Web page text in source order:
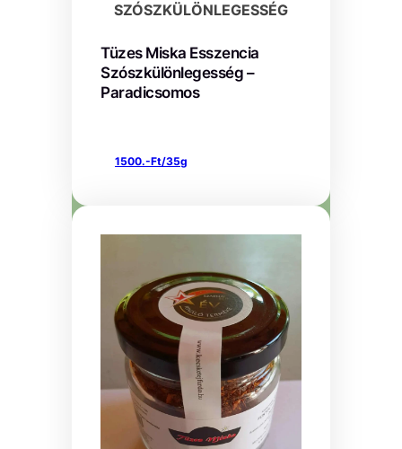
SZÓSZKÜLÖNLEGESSÉG
Tüzes Miska Esszencia
Szószkülönlegesség –
Paradicsomos
1500.-Ft/35g